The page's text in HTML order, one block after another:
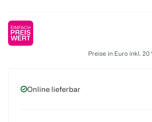
Preise in Euro inkl. 20
Online lieferbar